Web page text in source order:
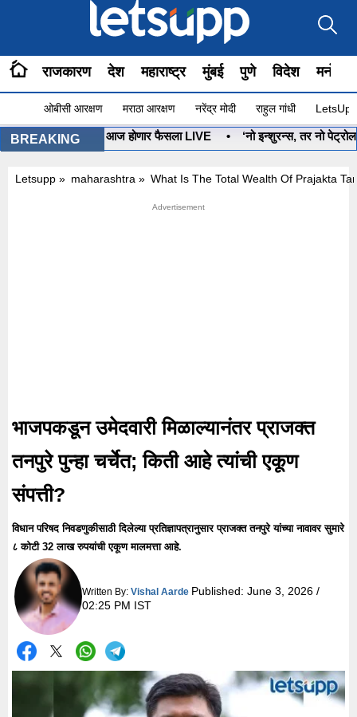
राजकारण देश महाराष्ट्र मुंबई पुणे विदेश
ओबीसी आरक्षण मराठा आरक्षण नरेंद्र मोदी राहुल गांधी
BREAKING
कोणाचा? आज होणार फैसला LIVE • ‘नो इन्शुरन्स, तर नो पेट्रोल’ पण,
Letsupp » maharashtra » What Is The Total Wealth Of Prajakta
भाजपकडून उमेदवारी मिळाल्यानंतर प्राजक्त
तनपुरे पुन्हा चर्चेत; किती आहे त्यांची एकूण
संपत्ती?
विधान परिषद निवडणुकीसाठी दिलेल्या प्रतिज्ञापत्रानुसार प्राजक्त तनपुरे यांच्या नावावर सुमारे
८ कोटी 32 लाख रुपयांची एकूण मालमत्ता आहे.
Written By: Vishal Aarde Published: June 3, 2026 /
02:25 PM IST